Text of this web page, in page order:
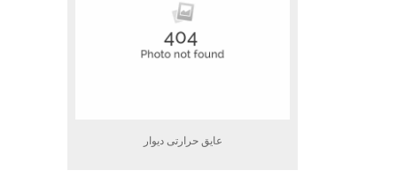
عایق حرارتی دیوار